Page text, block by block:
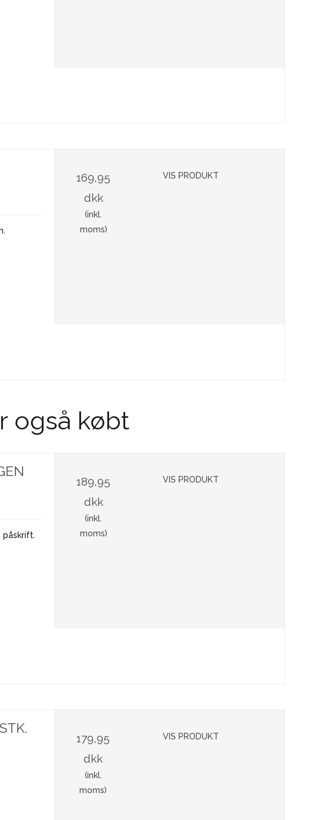
169,95
dkk
(inkl.
moms)
VIS PRODUKT
også købt
påskrift.
189,95
dkk
(inkl.
moms)
VIS PRODUKT
179,95
dkk
(inkl.
moms)
VIS PRODUKT